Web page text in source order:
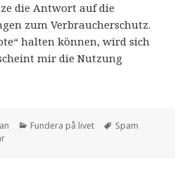
die Antwort auf die
zum Verbraucherschutz.
halten können, wird sich
mir die Nutzung
Kategorien
Fundera på livet Schlagwörter
Spam
zu Neues von der Spammerfront